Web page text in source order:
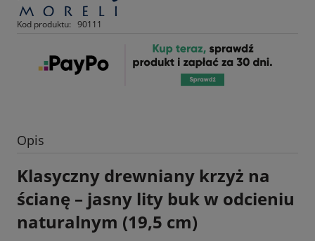
Kod produktu: 90111
Opis
Klasyczny drewniany krzyż na
ścianę – jasny lity buk w odcieniu
naturalnym (19,5 cm)